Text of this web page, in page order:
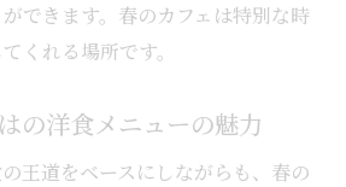
できます。春のカフェは特別な時
くれる場所です。
の洋食メニューの魅力
王道をベースにしながらも、春の